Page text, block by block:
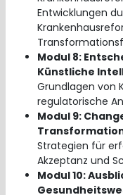
Entwicklungen
Modul 8:
Künstliche
Grundlagen von
regulatorische
Modul 9:
Strategien für
Akzeptanz und
Modul 10: